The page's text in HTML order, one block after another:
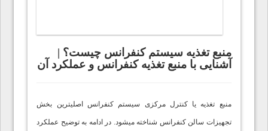
منبع تغذیه سیستم کنفرانس چیست؟ |
آشنایی با منبع تغذیه کنفرانس و عملکرد آن
منبع تغذیه یا کنترل مرکزی سیستم کنفرانس اصلیترین بخش
تجهیزات سالن کنفرانس شناخته میشود. در ادامه به توضیح عملکرد